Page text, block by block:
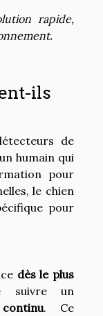
rapide,
ils
de
humain qui
pour
le chien
pour
dès le plus
un
. Ce